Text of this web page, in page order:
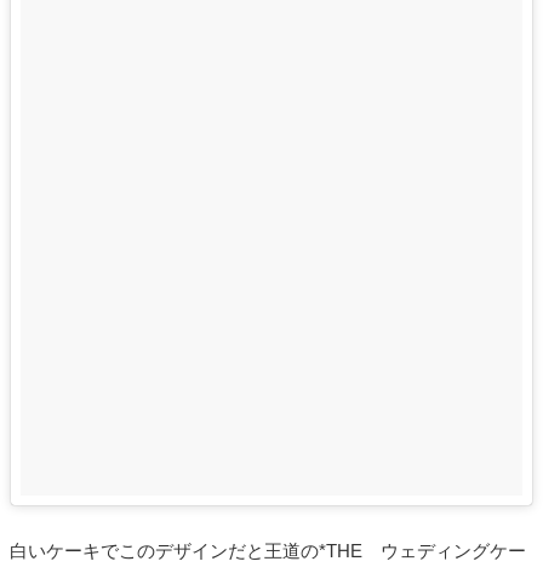
白いケーキでこのデザインだと王道の*THE ウェディングケー